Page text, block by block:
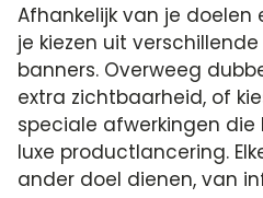
Afhankelijk van je doelen
je kiezen uit
banners. Overweeg
extra zichtbaarheid, of
speciale afwerkingen die
luxe productlancering.
ander doel dienen, van